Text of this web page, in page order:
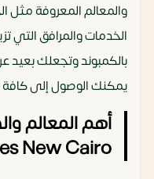
والمعالم المعروفة مثل
الخدمات والمرافق التي
بالكمبوند وتجعلك
يمكنك الوصول إلى كافة
أهم المعالم
New Cairo